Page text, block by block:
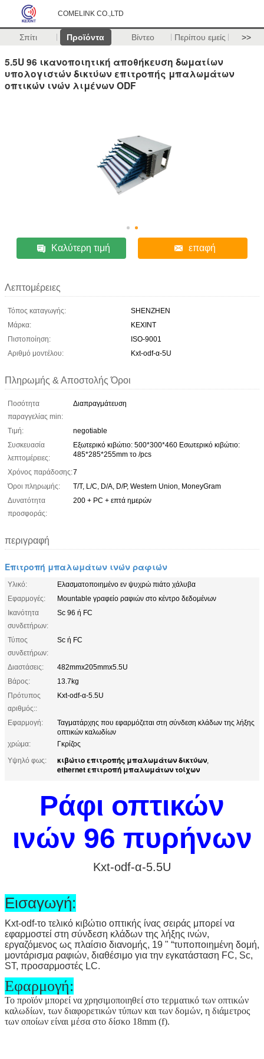
COMELINK CO.,LTD
Σπίτι Προϊόντα Βίντεο Περίπου εμείς >>
5.5U 96 ικανοποιητική αποθήκευση δωματίων
υπολογιστών δικτύων επιτροπής μπαλωμάτων
οπτικών ινών λιμένων ODF
Καλύτερη τιμή επαφή
Λεπτομέρειες
Τόπος καταγωγής:
SHENZHEN
Μάρκα:
KEXINT
Πιστοποίηση:
ISO-9001
Αριθμό μοντέλου:
Kxt-odf-α-5U
Πληρωμής & Αποστολής Όροι
Ποσότητα
παραγγελίας min:
Διαπραγμάτευση
Τιμή:
negotiable
Συσκευασία
λεπτομέρειες:
Εξωτερικό κιβώτιο: 500*300*460 Εσωτερικό κιβώτιο:
485*285*255mm το /pcs
Χρόνος παράδοσης:7
Όροι πληρωμής:
T/T, L/C, D/A, D/P, Western Union, MoneyGram
Δυνατότητα
προσφοράς:
200 + PC + επτά ημερών
περιγραφή
Επιτροπή μπαλωμάτων ινών ραφιών
Υλικό:
Ελασματοποιημένο εν ψυχρώ πιάτο χάλυβα
Εφαρμογές:
Mountable γραφείο ραφιών στο κέντρο δεδομένων
Ικανότητα
συνδετήρων:
Sc 96 ή FC
Τύπος
συνδετήρων:
Sc ή FC
Διαστάσεις:
482mmx205mmx5.5U
Βάρος:
13.7kg
Πρότυπος
αριθμός::
Kxt-odf-α-5.5U
Εφαρμογή:
Ταγματάρχης που εφαρμόζεται στη σύνδεση κλάδων της λήξης
οπτικών καλωδίων
χρώμα:
Γκρίζος
Υψηλό φως:
κιβώτιο επιτροπής μπαλωμάτων δικτύων,
ethernet επιτροπή μπαλωμάτων τοίχων
Ράφι οπτικών
ινών 96 πυρήνων
Kxt-odf-α-5.5U
Εισαγωγή:
Kxt-odf-το τελικό κιβώτιο οπτικής ίνας σειράς μπορεί να
εφαρμοστεί στη σύνδεση κλάδων της λήξης ινών,
εργαζόμενος ως πλαίσιο διανομής, 19 " “τυποποιημένη δομή,
μοντάρισμα ραφιών, διαθέσιμο για την εγκατάσταση FC, Sc,
ST, προσαρμοστές LC.
Εφαρμογή:
Το προϊόν μπορεί να χρησιμοποιηθεί στο τερματικό των οπτικών
καλωδίων, των διαφορετικών τύπων και των δομών, η διάμετρος
των οποίων είναι μέσα στο δίσκο 18mm (f).